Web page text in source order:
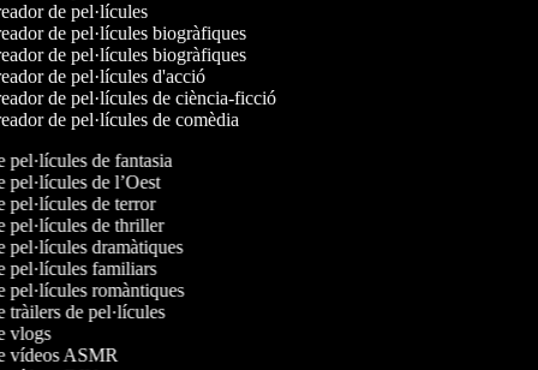
de pel·lícules
de pel·lícules biogràfiques
de pel·lícules biogràfiques
de pel·lícules d'acció
de pel·lícules de ciència-ficció
de pel·lícules de comèdia
pel·lícules de fantasia
pel·lícules de l’Oest
pel·lícules de terror
pel·lícules de thriller
pel·lícules dramàtiques
pel·lícules familiars
pel·lícules romàntiques
tràilers de pel·lícules
vlogs
vídeos ASMR